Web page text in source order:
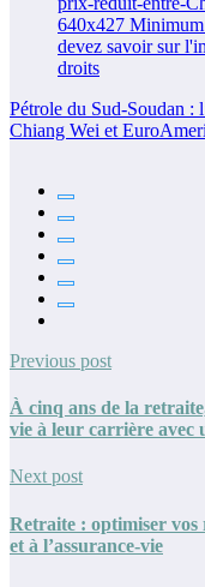
Pétrole du Sud-Soudan :
Chiang Wei et
Previous post
À cinq ans de la
vie à leur carrière
Next post
Retraite : optimiser vos
et à l’assurance-vie